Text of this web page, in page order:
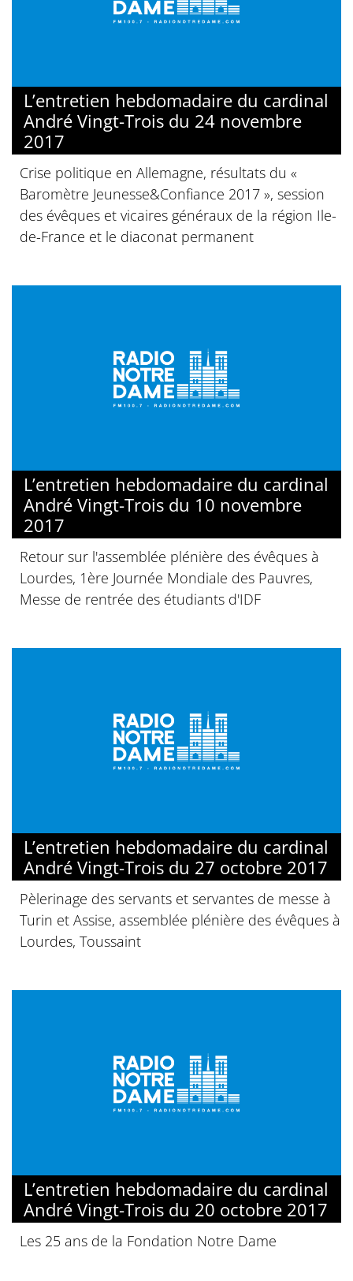
L’entretien hebdomadaire du cardinal
André Vingt-Trois du 24 novembre
2017
Crise politique en Allemagne, résultats du «
Baromètre Jeunesse&Confiance 2017 », session
des évêques et vicaires généraux de la région Ile-
de-France et le diaconat permanent
L’entretien hebdomadaire du cardinal
André Vingt-Trois du 10 novembre
2017
Retour sur l'assemblée plénière des évêques à
Lourdes, 1ère Journée Mondiale des Pauvres,
Messe de rentrée des étudiants d'IDF
L’entretien hebdomadaire du cardinal
André Vingt-Trois du 27 octobre 2017
Pèlerinage des servants et servantes de messe à
Turin et Assise, assemblée plénière des évêques à
Lourdes, Toussaint
L’entretien hebdomadaire du cardinal
André Vingt-Trois du 20 octobre 2017
Les 25 ans de la Fondation Notre Dame